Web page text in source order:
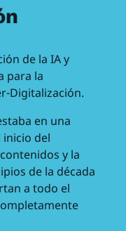
de la IA y
para la
Digitalización.
en una
del
y la
de la década
a todo el